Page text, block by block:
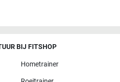
BIJ FITSHOP
Hometrainer